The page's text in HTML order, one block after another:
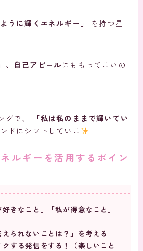
うに輝くエネルギー」
を持つ星
、自己アピールにももってこいの
グで、
「私は私のままで輝いてい
ドにシフトしていこ
ルギーを活用するポイン
きなこと」「私が得意なこと」
えられないことは？」を考える
クする発信をする！（楽しいこと